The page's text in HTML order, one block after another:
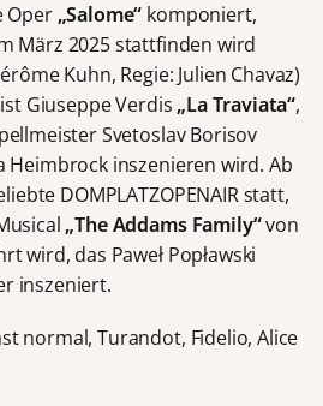
Oper „Salome“ komponiert,
März 2025 stattfinden wird
Kuhn, Regie: Julien Chavaz)
Giuseppe Verdis „La Traviata“,
Svetoslav Borisov
Heimbrock inszenieren wird. Ab
DOMPLATZOPENAIR statt,
„The Addams Family“von
wird, das Paweł Popławski
inszeniert.
normal, Turandot, Fidelio, Alice